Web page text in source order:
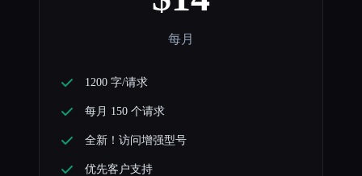
每月
1200 字/请求
每月 150 个请求
全新！访问增强型号
优先客户支持